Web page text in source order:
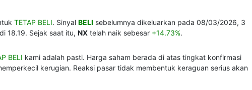
TETAP BELI. Sinyal BELI sebelumnya dikeluarkan pada 08/03/2026, 3
18.19. Sejak saat itu, NX telah naik sebesar +14.73%.
BELI kami adalah pasti. Harga saham berada di atas tingkat konfirmasi
kerugian. Reaksi pasar tidak membentuk keraguan serius akan